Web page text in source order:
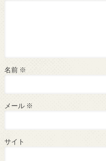
名前 ※
メール ※
サイト